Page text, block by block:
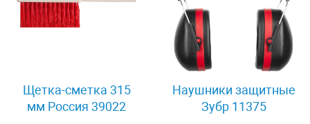
Щетка-сметка 315
мм Россия 39022
Наушники защитные
Зубр 11375